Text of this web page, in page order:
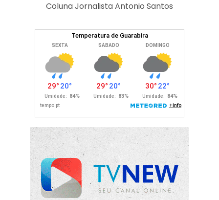
Coluna Jornalista Antonio Santos